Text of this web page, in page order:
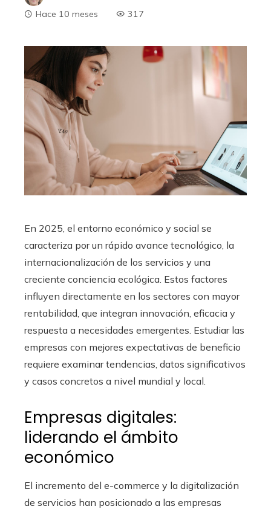
Hace 10 meses
317
En 2025, el entorno económico y social se
caracteriza por un rápido avance tecnológico, la
internacionalización de los servicios y una
creciente conciencia ecológica. Estos factores
influyen directamente en los sectores con mayor
rentabilidad, que integran innovación, eficacia y
respuesta a necesidades emergentes. Estudiar las
empresas con mejores expectativas de beneficio
requiere examinar tendencias, datos significativos
y casos concretos a nivel mundial y local.
Empresas digitales:
liderando el ámbito
económico
El incremento del e-commerce y la digitalización
de servicios han posicionado a las empresas